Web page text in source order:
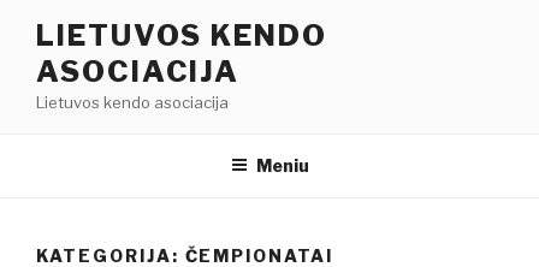
turinio
LIETUVOS KENDO
ASOCIACIJA
Lietuvos kendo asociacija
Meniu
KATEGORIJA: ČEMPIONATAI